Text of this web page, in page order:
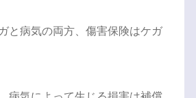
と病気の両方、傷害保険はケガ